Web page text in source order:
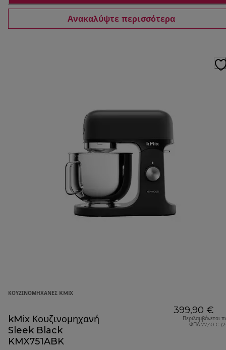
Ανακαλύψτε περισσότερα
ΚΟΥΖΙΝΟΜΗΧΑΝΈΣ KMIX
kMix Κουζινομηχανή
Sleek Black
KMX751ABK
399,90 €
Περιλαμβάνεται
ΦΠΑ 77,40 €